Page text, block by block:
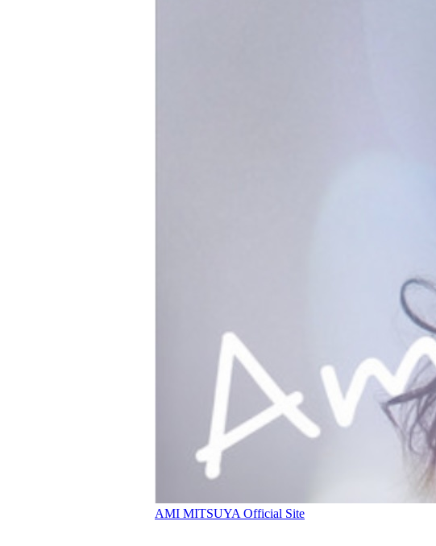
AMI MITSUYA Official Site